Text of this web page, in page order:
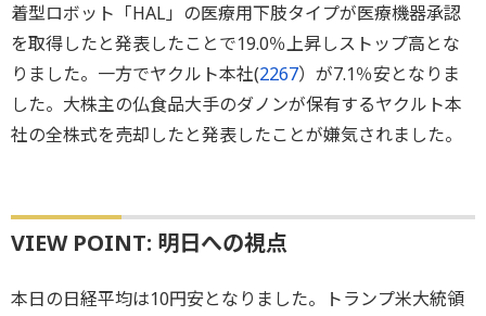
着型ロボット「HAL」の医療用下肢タイプが医療機器承認
を取得したと発表したことで19.0％上昇しストップ高とな
りました。一方でヤクルト本社(2267）が7.1％安となりま
した。大株主の仏食品大手のダノンが保有するヤクルト本
社の全株式を売却したと発表したことが嫌気されました。
VIEW POINT: 明日への視点
本日の日経平均は10円安となりました。トランプ米大統領